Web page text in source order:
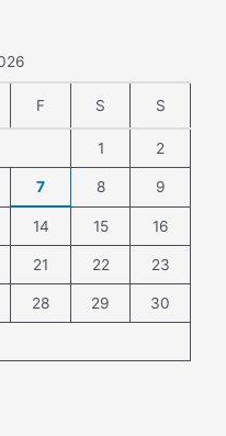
F S S
1 2
7 8 9
14 15 16
21 22 23
28 29 30